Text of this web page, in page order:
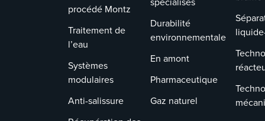
procédé Montz
Traitement de
l’eau
Systèmes
modulaires
Anti-salissure
Durabilité
environnementale
En amont
Pharmaceutique
Gaz naturel